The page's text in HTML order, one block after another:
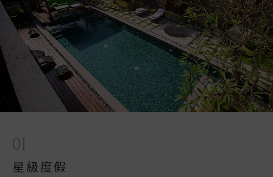
01
星級度假